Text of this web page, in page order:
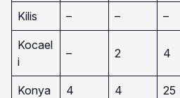
Kilis – – –
Kocael
i
– 2 4
Konya 4 4 25